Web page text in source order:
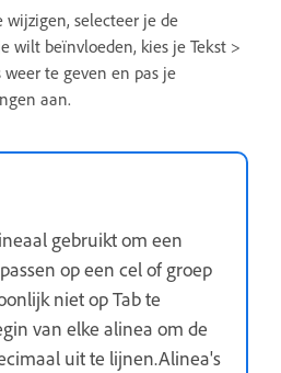
selecteer je de
wilt beïnvloeden, kies je Tekst >
weer te geven en pas je
aan.
gebruikt om een
op een cel of groep
niet op Tab te
van elke alinea om de
uit te lijnen.Alinea's